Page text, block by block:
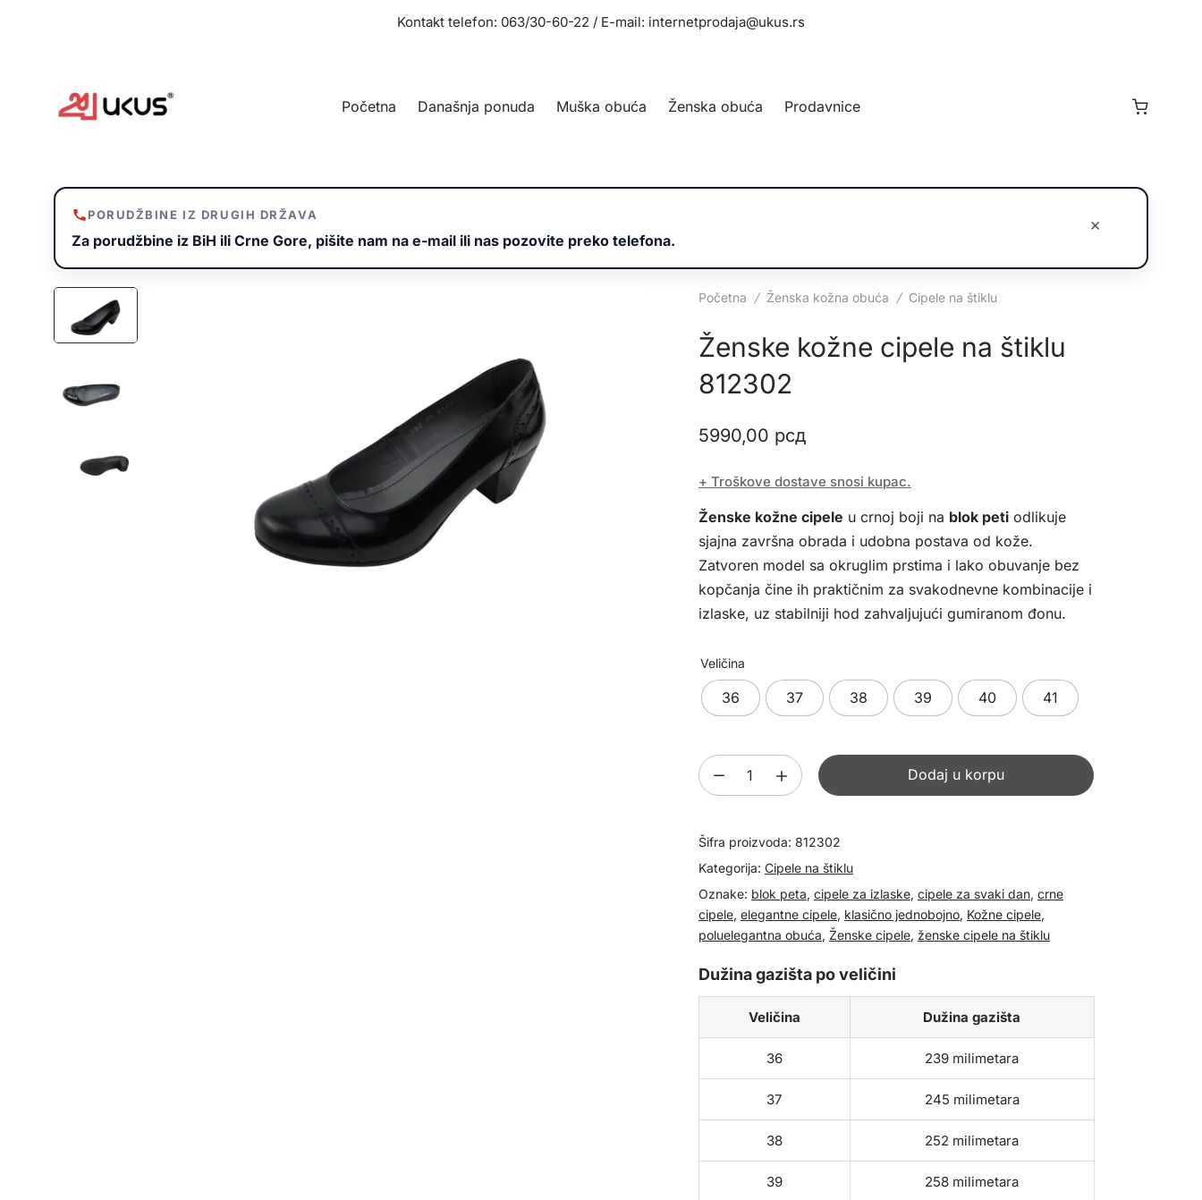
Kontakt telefon: 063/30-60-22 / E-mail: internetprodaja@ukus.rs
Početna Današnja ponuda Muška obuća Ženska obuća Prodavnice
×
PORUDŽBINE IZ DRUGIH DRŽAVA
Za porudžbine iz BiH ili Crne Gore, pišite nam na e-mail ili nas pozovite preko telefona.
Početna / Ženska kožna obuća / Cipele na štiklu
Ženske kožne cipele na štiklu
812302
5990,00 рсд
+ Troškove dostave snosi kupac.
Ženske kožne cipele u crnoj boji na blok petiodlikuje
sjajna završna obrada i udobna postava od kože.
Zatvoren model sa okruglim prstima i lako obuvanje bez
kopčanja čine ih praktičnim za svakodnevne kombinacije i
izlaske, uz stabilniji hod zahvaljujući gumiranom đonu.
Veličina
36 37 38 39 40 41
Ženske
kožne
na
štiklu
812302
količina
Dodaj u korpu
Šifra proizvoda: 812302
Kategorija: Cipele na štiklu
Oznake: blok peta, cipele za izlaske, cipele za svaki dan, crne
cipele, elegantne cipele, klasično jednobojno, Kožne cipele,
poluelegantna obuća, Ženske cipele, ženske cipele na štiklu
Dužina gazišta po veličini
Veličina Dužina gazišta
36 239 milimetara
37 245 milimetara
38 252 milimetara
39 258 milimetara